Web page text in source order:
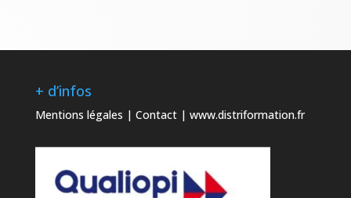
+ d’infos
Mentions légales | Contact| www.distriformation.fr